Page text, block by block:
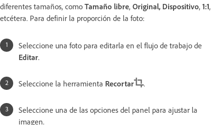
diferentes tamaños, como Tamaño libre, Original, Dispositivo, 1:1,
etcétera. Para definir la proporción de la foto:
Seleccione una foto para editarla en el flujo de trabajo de
Editar.
Seleccione la herramienta Recortar .
Seleccione una de las opciones del panel para ajustar la
imagen.